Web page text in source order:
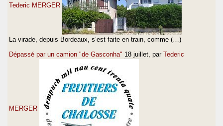
Tederic MERGER
La virade, depuis Bordeaux, s’est faite en train, comme (…)
Dépassé par un camion "de Gasconha" 18 juillet , par Tederic
MERGER